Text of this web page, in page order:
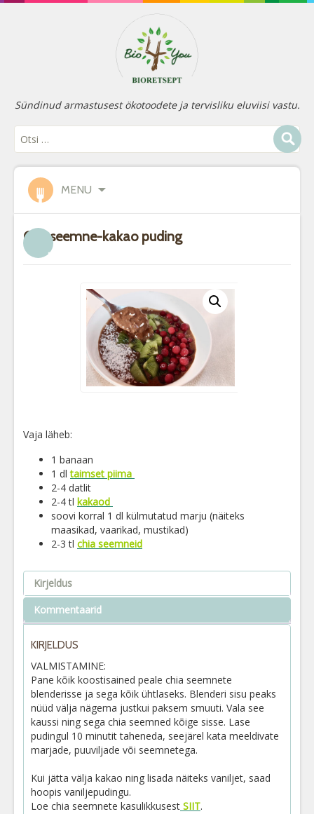
Sündinud armastusest ökotoodete ja tervisliku eluviisi vastu.
MENU
Chiaseemne-kakao puding
Vaja läheb:
1 banaan
1 dltaimset piima
2-4 datlit
2-4 tl kakaod
soovi korral 1 dl külmutatud marju (näiteks
maasikad, vaarikad, mustikad)
2-3 tl chia seemneid
Kirjeldus
Kommentaarid
KIRJELDUS
VALMISTAMINE:
Pane kõik koostisained peale chia seemnete
blenderisse ja sega kõik ühtlaseks. Blenderi sisu peaks
nüüd välja nägema justkui paksem smuuti. Vala see
kaussi ning sega chia seemned kõige sisse. Lase
pudingul 10 minutit taheneda, seejärel kata meeldivate
marjade, puuviljade või seemnetega.
Kui jätta välja kakao ning lisada näiteks vaniljet, saad
hoopis vaniljepudingu.
Loe chia seemnete kasulikkusest SIIT.